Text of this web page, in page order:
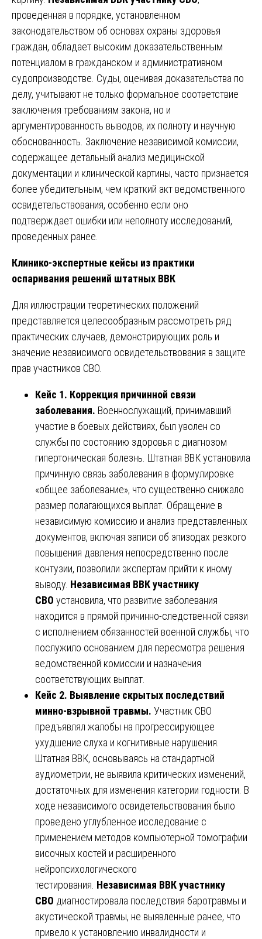
проведенная в порядке, установленном
законодательством об основах охраны здоровья
граждан, обладает высоким доказательственным
потенциалом в гражданском и административном
судопроизводстве. Суды, оценивая доказательства по
делу, учитывают не только формальное соответствие
заключения требованиям закона, но и
аргументированность выводов, их полноту и научную
обоснованность. Заключение независимой комиссии,
содержащее детальный анализ медицинской
документации и клинической картины, часто признается
более убедительным, чем краткий акт ведомственного
освидетельствования, особенно если оно
подтверждает ошибки или неполноту исследований,
проведенных ранее.
Клинико-экспертные кейсы из практики
оспаривания решений штатных ВВК
Для иллюстрации теоретических положений
представляется целесообразным рассмотреть ряд
практических случаев, демонстрирующих роль и
значение независимого освидетельствования в защите
прав участников СВО.
Кейс 1. Коррекция причинной связи
заболевания. Военнослужащий, принимавший
участие в боевых действиях, был уволен со
службы по состоянию здоровья с диагнозом
гипертоническая болезнь. Штатная ВВК установила
причинную связь заболевания в формулировке
«общее заболевание», что существенно снижало
размер полагающихся выплат. Обращение в
независимую комиссию и анализ представленных
документов, включая записи об эпизодах резкого
повышения давления непосредственно после
контузии, позволили экспертам прийти к иному
выводу. Независимая ВВК участнику
СВО установила, что развитие заболевания
находится в прямой причинно-следственной связи
с исполнением обязанностей военной службы, что
послужило основанием для пересмотра решения
ведомственной комиссии и назначения
соответствующих выплат.
Кейс 2. Выявление скрытых последствий
минно-взрывной травмы. Участник СВО
предъявлял жалобы на прогрессирующее
ухудшение слуха и когнитивные нарушения.
Штатная ВВК, основываясь на стандартной
аудиометрии, не выявила критических изменений,
достаточных для изменения категории годности. В
ходе независимого освидетельствования было
проведено углубленное исследование с
применением методов компьютерной томографии
височных костей и расширенного
нейропсихологического
тестирования. Независимая ВВК участнику
СВО диагностировала последствия баротравмы и
акустической травмы, не выявленные ранее, что
привело к установлению инвалидности и